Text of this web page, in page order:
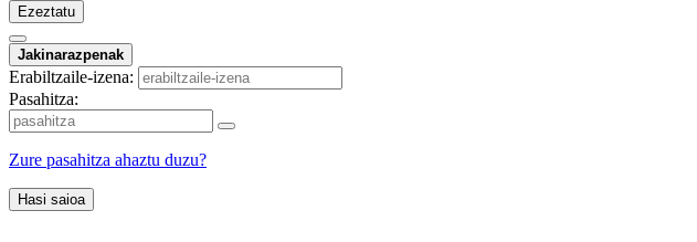
Ezeztatu
Jakinarazpenak
Erabiltzaile-izena:
Pasahitza:
Zure pasahitza ahaztu duzu?
Hasi saioa